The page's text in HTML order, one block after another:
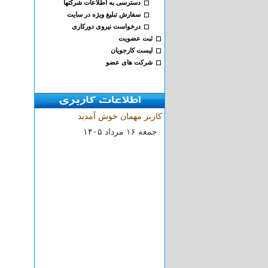
دسترسی به اطلاعات شرکتها
سفارش تبلیغ ویژه در سایت
درخواست نیروی دورکاری
ثبت عضویت
لیست کارجویان
شرکت های عضو
کاربر مهمان خوش آمدید
۱۴۰۵ جمعه ۱۶ مرداد